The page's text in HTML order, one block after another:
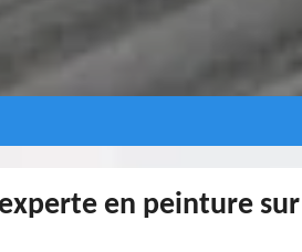
en peinture